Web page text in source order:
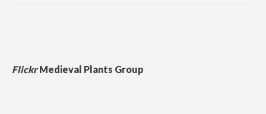
FlickrMedieval Plants Group